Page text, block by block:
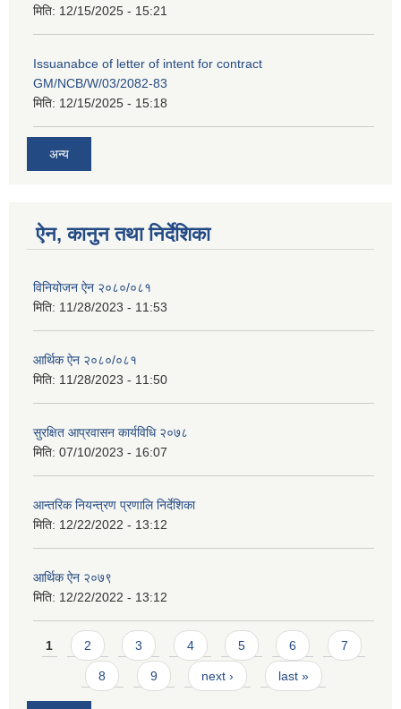
मिति: 12/15/2025 - 15:21
Issuanabce of letter of intent for contract
GM/NCB/W/03/2082-83
मिति: 12/15/2025 - 15:18
अन्य
ऐन, कानुन तथा निर्देशिका
विनियोजन ऐन २०८०/०८१
मिति: 11/28/2023 - 11:53
आर्थिक ऐन २०८०/०८१
मिति: 11/28/2023 - 11:50
सुरक्षित आप्रवासन कार्यविधि २०७८
मिति: 07/10/2023 - 16:07
आन्तरिक नियन्त्रण प्रणालि निर्देशिका
मिति: 12/22/2022 - 13:12
आर्थिक ऐन २०७९
मिति: 12/22/2022 - 13:12
Pages
1 2 3 4 5 6 7
8 9 next › last »